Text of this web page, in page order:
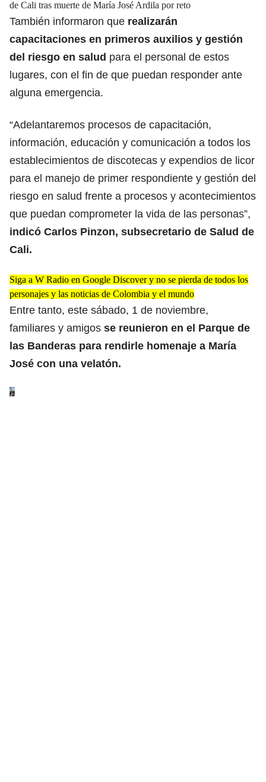
de Cali tras muerte de María José Ardila por reto
También informaron que realizarán
capacitaciones en primeros auxilios y gestión
del riesgo en salud para el personal de estos
lugares, con el fin de que puedan responder ante
alguna emergencia.
“Adelantaremos procesos de capacitación,
información, educación y comunicación a todos los
establecimientos de discotecas y expendios de licor
para el manejo de primer respondiente y gestión del
riesgo en salud frente a procesos y acontecimientos
que puedan comprometer la vida de las personas”,
indicó Carlos Pinzon, subsecretario de Salud de
Cali.
Siga a W Radio en Google Discover y no se pierda de todos los
personajes y las noticias de Colombia y el mundo
Entre tanto, este sábado, 1 de noviembre,
familiares y amigos se reunieron en el Parque de
las Banderas para rendirle homenaje a María
José con una velatón.